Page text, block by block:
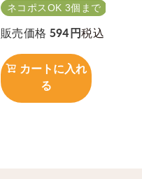
ネコポスOK 3個まで
販売価格 594 税込
カートに入れ
る